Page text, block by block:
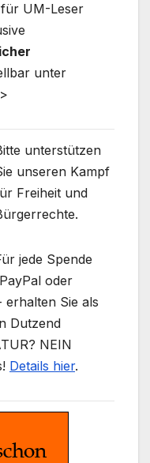
UM-Leser
unter
>
unterstützen
unseren Kampf
Freiheit und
jede Spende
oder
erhalten Sie als
Dutzend
NEIN
Details hier.